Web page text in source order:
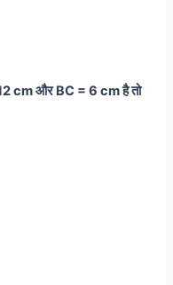
cm और BC = 6 cm है तो